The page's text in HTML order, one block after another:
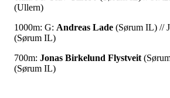
(Ullern)
1000m: G: Andreas Lade (Sørum IL) //
(Sørum IL)
700m: Jonas Birkelund Flystveit
(Sørum IL)